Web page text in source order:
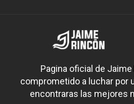
Pagina oficial de
comprometido a luchar por
encontraras las mejores